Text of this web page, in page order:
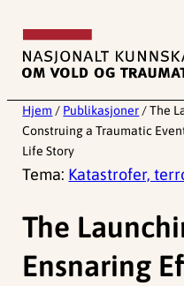
innhold
Hjem / Publikasjoner / The
Construing a Traumatic
Life Story
Tema: Katastrofer,
The
Ensnaring